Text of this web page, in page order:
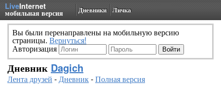
LiveInternet
мобильная версия Дневники Личка
Вы были перенаправлены на мобильную версию
страницы. Вернуться!
Авторизация
Дневник Dagich
Лента друзей -Дневник-Полная версия